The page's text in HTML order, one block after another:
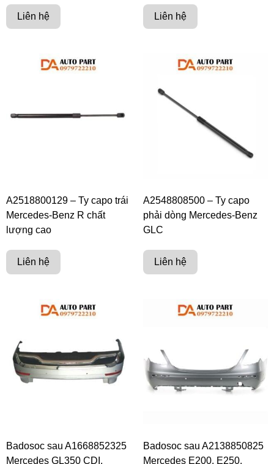
Liên hệ Liên hệ
A2518800129 – Ty capo trái
Mercedes-Benz R chất
lượng cao
Liên hệ
A2548808500 – Ty capo
phải dòng Mercedes-Benz
GLC
Liên hệ
Badosoc sau A1668852325
Mercedes GL350 CDI,
Badosoc sau A2138850825
Mercedes E200, E250,